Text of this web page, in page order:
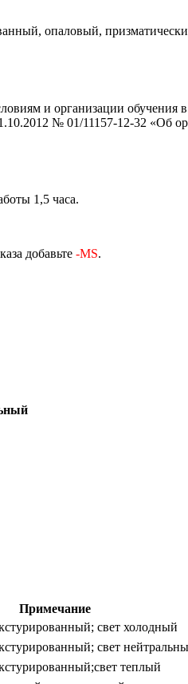
опаловый,
и организации обучения
№ 01/11157-12-32 «Об
1,5 часа.
добавьте -MS.
Примечание
свет холодный
свет
теплый